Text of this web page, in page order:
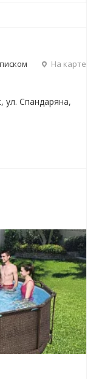
На карте
ул. Спандаряна,